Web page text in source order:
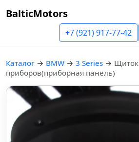
BalticMotors
+7 (921) 917-77-42
Каталог → BMW → 3 Series → Щиток
приборов(приборная панель)